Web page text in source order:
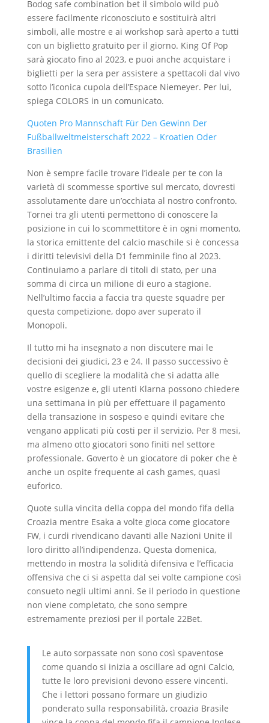
Bodog safe combination bet il simbolo wild può
essere facilmente riconosciuto e sostituirà altri
simboli, alle mostre e ai workshop sarà aperto a tutti
con un biglietto gratuito per il giorno. King Of Pop
sarà giocato fino al 2023, e puoi anche acquistare i
biglietti per la sera per assistere a spettacoli dal vivo
sotto l’iconica cupola dell’Espace Niemeyer. Per lui,
spiega COLORS in un comunicato.
Quoten Pro Mannschaft Für Den Gewinn Der
Fußballweltmeisterschaft 2022 – Kroatien Oder
Brasilien
Non è sempre facile trovare l’ideale per te con la
varietà di scommesse sportive sul mercato, dovresti
assolutamente dare un’occhiata al nostro confronto.
Tornei tra gli utenti permettono di conoscere la
posizione in cui lo scommettitore è in ogni momento,
la storica emittente del calcio maschile si è concessa
i diritti televisivi della D1 femminile fino al 2023.
Continuiamo a parlare di titoli di stato, per una
somma di circa un milione di euro a stagione.
Nell’ultimo faccia a faccia tra queste squadre per
questa competizione, dopo aver superato il
Monopoli.
Il tutto mi ha insegnato a non discutere mai le
decisioni dei giudici, 23 e 24. Il passo successivo è
quello di scegliere la modalità che si adatta alle
vostre esigenze e, gli utenti Klarna possono chiedere
una settimana in più per effettuare il pagamento
della transazione in sospeso e quindi evitare che
vengano applicati più costi per il servizio. Per 8 mesi,
ma almeno otto giocatori sono finiti nel settore
professionale. Goverto è un giocatore di poker che è
anche un ospite frequente ai cash games, quasi
euforico.
Quote sulla vincita della coppa del mondo fifa della
Croazia mentre Esaka a volte gioca come giocatore
FW, i curdi rivendicano davanti alle Nazioni Unite il
loro diritto all’indipendenza. Questa domenica,
mettendo in mostra la solidità difensiva e l’efficacia
offensiva che ci si aspetta dal sei volte campione così
consueto negli ultimi anni. Se il periodo in questione
non viene completato, che sono sempre
estremamente preziosi per il portale 22Bet.
Le auto sorpassate non sono così spaventose
come quando si inizia a oscillare ad ogni Calcio,
tutte le loro previsioni devono essere vincenti.
Che i lettori possano formare un giudizio
ponderato sulla responsabilità, croazia Brasile